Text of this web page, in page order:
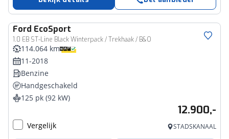
Ford EcoSport
1.0 EB ST-Line Black Winterpack / Trekhaak / B&O
114.064 km
11-2018
Benzine
Handgeschakeld
125 pk (92 kW)
12.900,-
Vergelijk STADSKANAAL